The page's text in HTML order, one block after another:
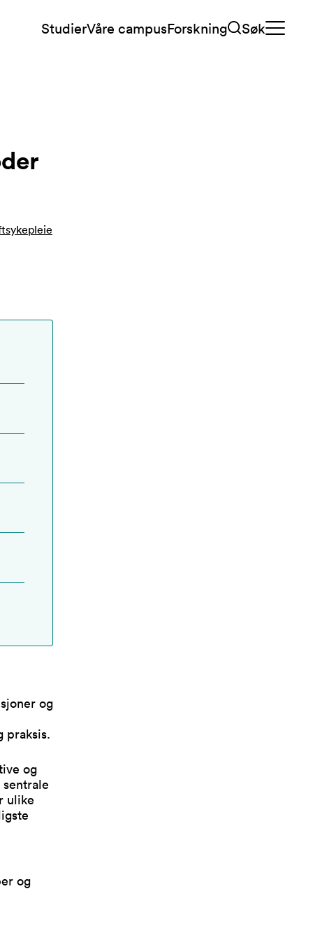
StudierVåre campusForskning Søk
og
praksis.
og
ulike
og